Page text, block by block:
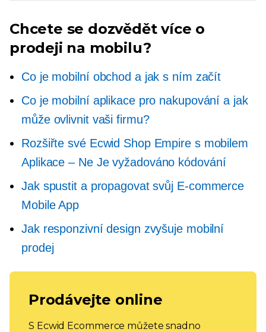
Chcete se dozvědět více o
prodeji na mobilu?
Co je mobilní obchod a jak s ním začít
Co je mobilní aplikace pro nakupování a jak
může ovlivnit vaši firmu?
Rozšiřte své Ecwid Shop Empire s mobilem
Aplikace – NeJe vyžadováno kódování
Jak spustit a propagovat svůj E-commerce
Mobile App
Jak responzivní design zvyšuje mobilní
prodej
Prodávejte online
S Ecwid Ecommerce můžete snadno